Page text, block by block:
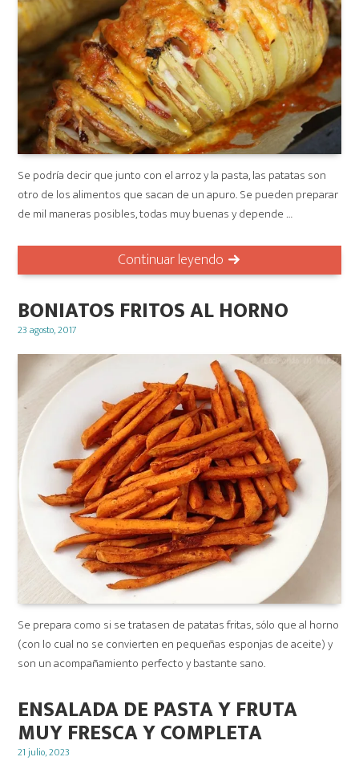
Se podría decir que junto con el arroz y la pasta, las patatas son
otro de los alimentos que sacan de un apuro. Se pueden preparar
de mil maneras posibles, todas muy buenas y depende …
Continuar leyendo
BONIATOS FRITOS AL HORNO
Posted
23 agosto, 2017
Se prepara como si se tratasen de patatas fritas, sólo que al horno
(con lo cual no se convierten en pequeñas esponjas de aceite) y
son un acompañamiento perfecto y bastante sano.
ENSALADA DE PASTA Y FRUTA
MUY FRESCA Y COMPLETA
Posted
21 julio, 2023